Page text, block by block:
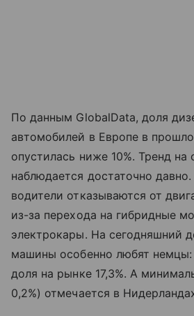
По данным GlobalData, доля
автомобилей в Европе в
опустилась ниже 10%. Тренд на
наблюдается достаточно
водители отказываются от
из-за перехода на гибридные
электрокары. На сегодняшний
машины особенно любят
доля на рынке 17,3%. А
0,2%) отмечается в